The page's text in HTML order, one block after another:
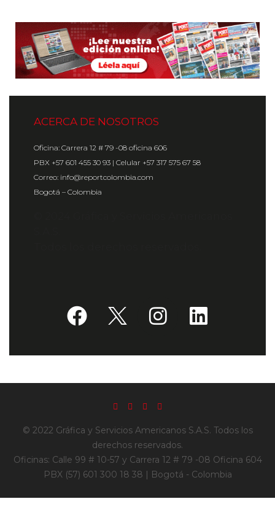
ACERCA DE NOSOTROS
Oficina: Carrera 12 # 79 -08 oficina 606
PBX +57 601 455 30 93 | Celular +57 317 575 67 58
Correo: info@reportcolombia.com
Bogotá – Colombia
© 2022 Gráfica y Servicios Americanos S.A.S. Todos los
derechos reservados.
Oficinas: Calle 99 # 10-57 y Carrera 12 # 79 -08 Oficina 604
PBX (57) 601 300 18 38 | Bogotá - Colombia